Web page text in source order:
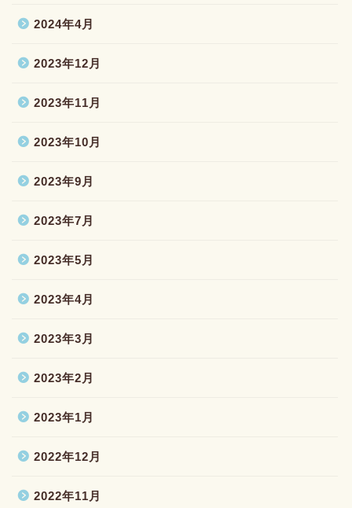
2024年4月
2023年12月
2023年11月
2023年10月
2023年9月
2023年7月
2023年5月
2023年4月
2023年3月
2023年2月
2023年1月
2022年12月
2022年11月